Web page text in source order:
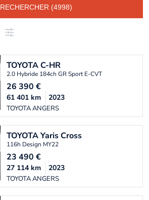
RECHERCHER (4998)
TOYOTAC-HR
2.0 Hybride 184ch GR Sport E-CVT
26 390 €
TOYOTA ANGERS
61 401 km 2023
TOYOTAYaris Cross
116h Design MY22
23 490 €
TOYOTA ANGERS
27 114 km 2023